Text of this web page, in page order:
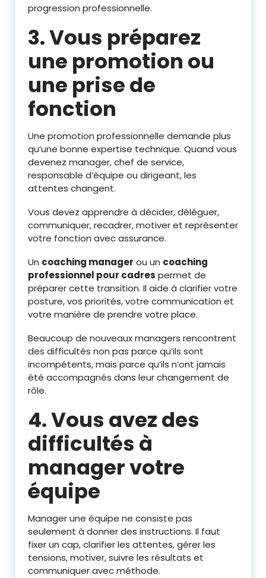
progression professionnelle.
3. Vous préparez
une promotion ou
une prise de
fonction
Une promotion professionnelle demande plus
qu’une bonne expertise technique. Quand vous
devenez manager, chef de service,
responsable d’équipe ou dirigeant, les
attentes changent.
Vous devez apprendre à décider, déléguer,
communiquer, recadrer, motiver et représenter
votre fonction avec assurance.
Un coaching manager ou un coaching
professionnel pour cadres permet de
préparer cette transition. Il aide à clarifier votre
posture, vos priorités, votre communication et
votre manière de prendre votre place.
Beaucoup de nouveaux managers rencontrent
des difficultés non pas parce qu’ils sont
incompétents, mais parce qu’ils n’ont jamais
été accompagnés dans leur changement de
rôle.
4. Vous avez des
difficultés à
manager votre
équipe
Manager une équipe ne consiste pas
seulement à donner des instructions. Il faut
fixer un cap, clarifier les attentes, gérer les
tensions, motiver, suivre les résultats et
communiquer avec méthode.